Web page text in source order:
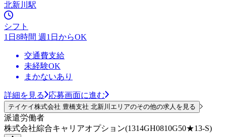
北新川駅
シフト
1日8時間 週1日からOK
交通費支給
未経験OK
まかないあり
詳細を見る 応募画面に進む
テイケイ株式会社 豊橋支社 北新川エリアのその他の求人を見る
派遣労働者
株式会社綜合キャリアオプション(1314GH0810G50★13-S)